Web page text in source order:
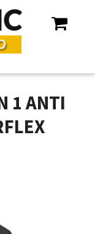
1 ANTI